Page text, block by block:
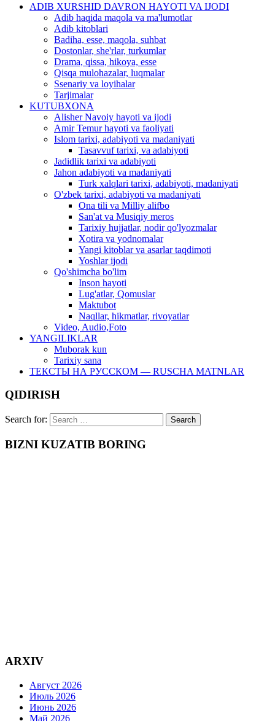
ADIB XURSHID DAVRON HAYOTI VA IJODI
Adib haqida maqola va ma'lumotlar
Adib kitoblari
Badiha, esse, maqola, suhbat
Dostonlar, she'rlar, turkumlar
Drama, qissa, hikoya, esse
Qisqa mulohazalar, luqmalar
Ssenariy va loyihalar
Tarjimalar
KUTUBXONA
Alisher Navoiy hayoti va ijodi
Amir Temur hayoti va faoliyati
Islom tarixi, adabiyoti va madaniyati
Tasavvuf tarixi, va adabiyoti
Jadidlik tarixi va adabiyoti
Jahon adabiyoti va madaniyati
Turk xalqlari tarixi, adabiyoti, madaniyati
O'zbek tarixi, adabiyoti va madaniyati
Ona tili va Milliy alifbo
San'at va Musiqiy meros
Tarixiy hujjatlar, nodir qo'lyozmalar
Xotira va yodnomalar
Yangi kitoblar va asarlar taqdimoti
Yoshlar ijodi
Qo'shimcha bo'lim
Inson hayoti
Lug'atlar, Qomuslar
Maktubot
Naqllar, hikmatlar, rivoyatlar
Video, Audio,Foto
YANGILIKLAR
Muborak kun
Tarixiy sana
ТЕКСТЫ НА РУССКОМ — RUSCHA MATNLAR
QIDIRISH
Search for:
BIZNI KUZATIB BORING
ARXIV
Август 2026
Июль 2026
Июнь 2026
Май 2026